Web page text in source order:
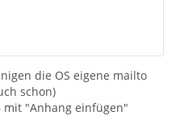
die OS eigene mailto
schon)
"Anhang einfügen"